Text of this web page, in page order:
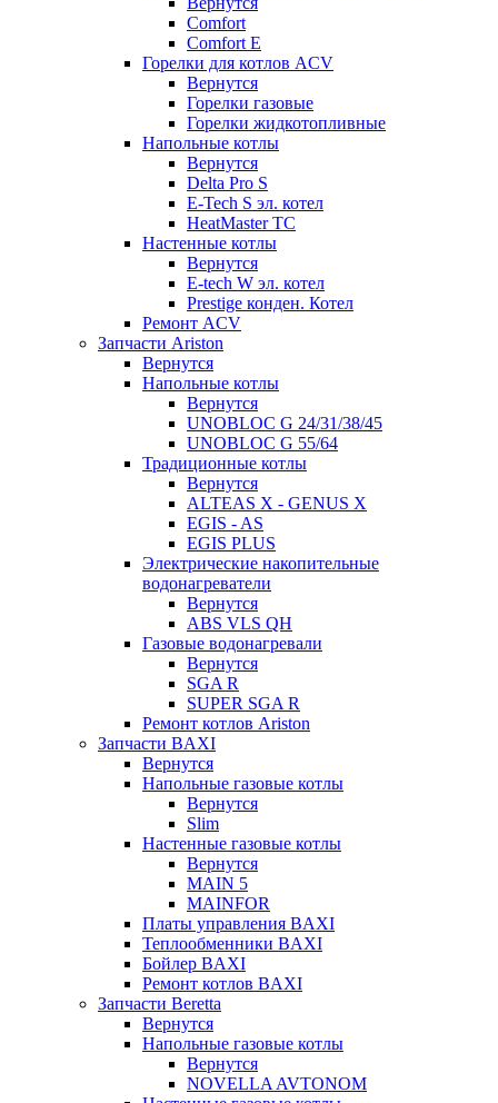
Comfort
Comfort E
Горелки для котлов ACV
Вернутся
Горелки газовые
Горелки жидкотопливные
Напольные котлы
Вернутся
Delta Pro S
E-Tech S эл. котел
HeatMaster TC
Настенные котлы
Вернутся
E-tech W эл. котел
Prestige конден. Котел
Ремонт ACV
Запчасти Ariston
Вернутся
Напольные котлы
Вернутся
UNOBLOC G 24/31/38/45
UNOBLOC G 55/64
Традиционные котлы
Вернутся
ALTEAS X - GENUS X
EGIS - AS
EGIS PLUS
Электрические накопительные
водонагреватели
Вернутся
ABS VLS QH
Газовые водонагревали
Вернутся
SGA R
SUPER SGA R
Ремонт котлов Ariston
Запчасти BAXI
Вернутся
Напольные газовые котлы
Вернутся
Slim
Настенные газовые котлы
Вернутся
MAIN 5
MAINFOR
Платы управления BAXI
Теплообменники BAXI
Бойлер BAXI
Ремонт котлов BAXI
Запчасти Beretta
Вернутся
Напольные газовые котлы
Вернутся
NOVELLA AVTONOM